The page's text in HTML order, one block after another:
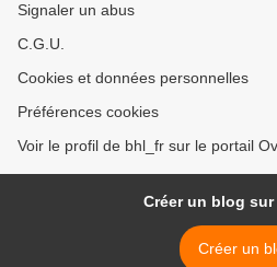
Signaler un abus
C.G.U.
Cookies et données personnelles
Préférences cookies
Voir le profil de bhl_fr sur le portail
Créer un blog
Créer un